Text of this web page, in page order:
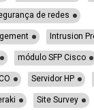
de redes
Intrusion
módulo SFP Cisco
Servidor HP
Site Survey